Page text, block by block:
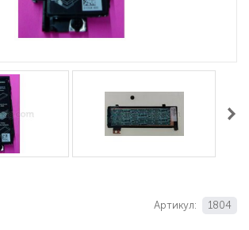
Артикул: 1804